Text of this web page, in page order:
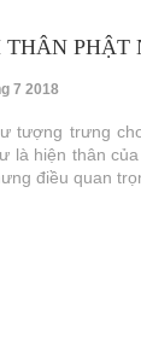
PHẬT
7 2018
tượng trưng
là hiện thân
điều quan